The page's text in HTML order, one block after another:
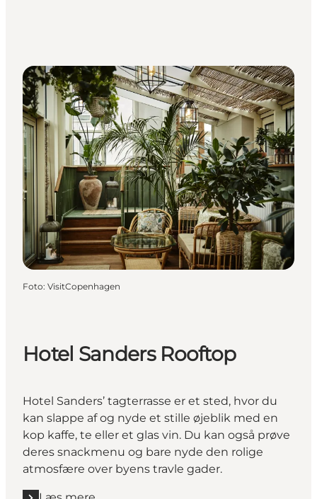
Foto: VisitCopenhagen
Hotel Sanders Rooftop
Hotel Sanders’ tagterrasse er et sted, hvor du
kan slappe af og nyde et stille øjeblik med en
kop kaffe, te eller et glas vin. Du kan også prøve
deres snackmenu og bare nyde den rolige
atmosfære over byens travle gader.